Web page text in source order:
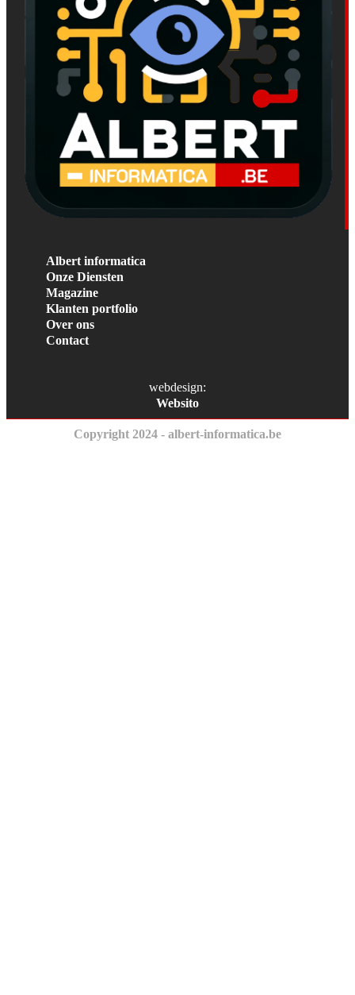
Albert informatica
Onze Diensten
Magazine
Klanten portfolio
Over ons
Contact
webdesign:
Websito
Copyright 2024 - albert-informatica.be